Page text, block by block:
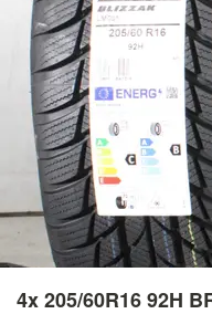
Nachrichten
Anzeige
4x 205/60R16 92H